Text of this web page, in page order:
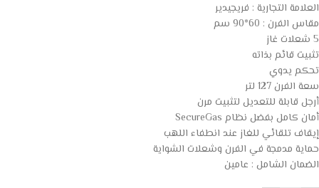
العلامة التجارية : فريجيدير
مقاس الفرن : 60*90 سم
5 شعلات غاز
تثبيت قائم بذاته
تحكم يدوي
سعة الفرن 127 لتر
أرجل قابلة للتعديل لتثبيت مرن
أمان كامل بفضل نظام SecureGas
إيقاف تلقائي للغاز عند انطفاء اللهب
حماية مدمجة في الفرن وشعلات الشواية
الضمان الشامل : عامين